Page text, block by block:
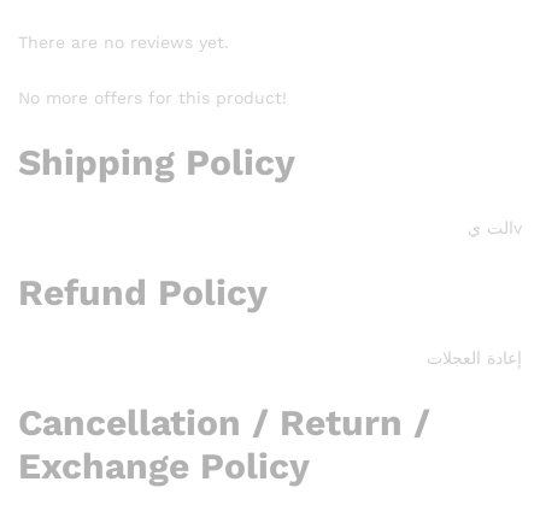
There are no reviews yet.
No more offers for this product!
Shipping Policy
vالت ي
Refund Policy
إعادة العجلات
Cancellation / Return /
Exchange Policy